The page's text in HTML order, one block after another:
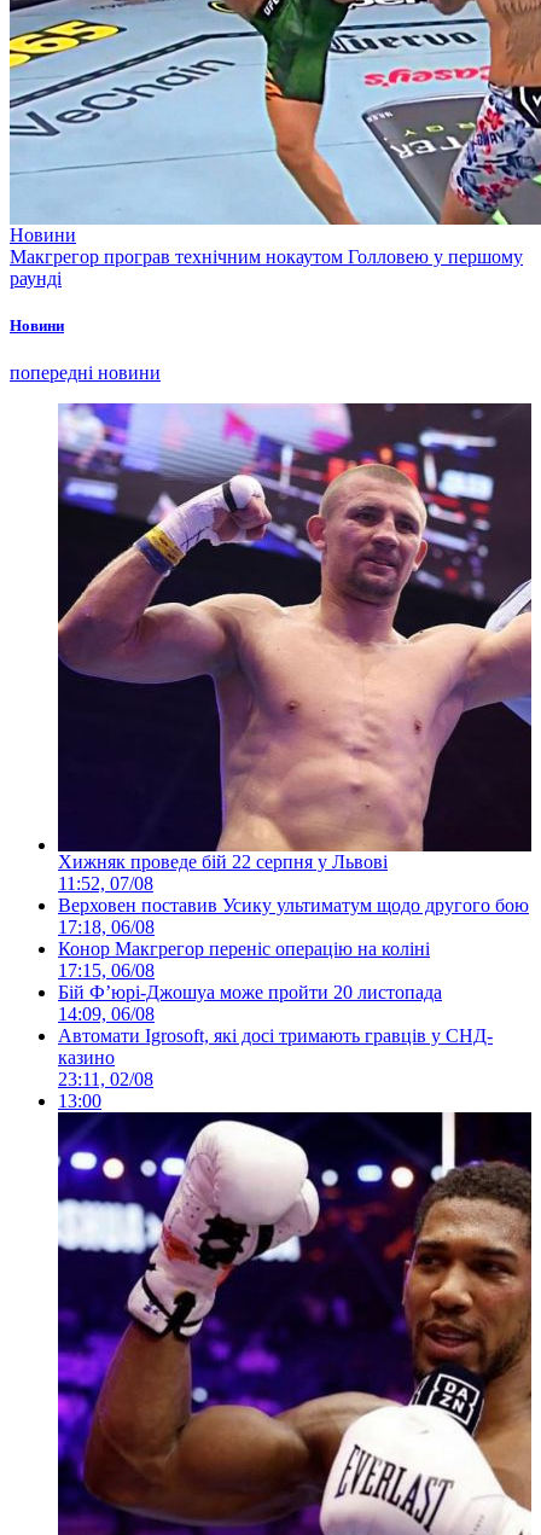
Новини
Макгрегор програв технічним нокаутом Голловею у першому
раунді
Новини
попередні новини
Хижняк проведе бій 22 серпня у Львові
11:52, 07/08
Верховен поставив Усику ультиматум щодо другого бою
17:18, 06/08
Конор Макгрегор переніс операцію на коліні
17:15, 06/08
Бій Ф’юрі-Джошуа може пройти 20 листопада
14:09, 06/08
Автомати Igrosoft, які досі тримають гравців у СНД-
казино
23:11, 02/08
13:00